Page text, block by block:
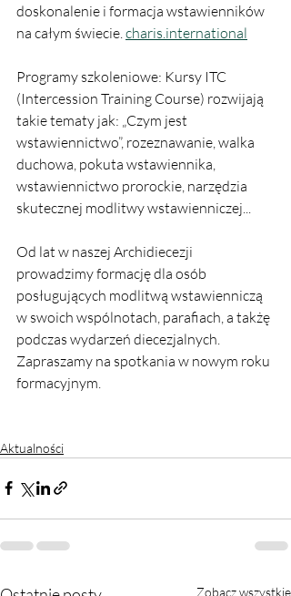
doskonalenie i formacja wstawienników
na całym świecie. charis.international
Programy szkoleniowe: Kursy ITC
(Intercession Training Course) rozwijają
takie tematy jak: „Czym jest
wstawiennictwo”, rozeznawanie, walka
duchowa, pokuta wstawiennika,
wstawiennictwo prorockie, narzędzia
skutecznej modlitwy wstawienniczej...
Od lat w naszej Archidiecezji
prowadzimy formację dla osób
posługujących modlitwą wstawienniczą
w swoich wspólnotach, parafiach, a takżę
podczas wydarzeń diecezjalnych.
Zapraszamy na spotkania w nowym roku
formacyjnym.
Aktualności
Zobacz wszystkie